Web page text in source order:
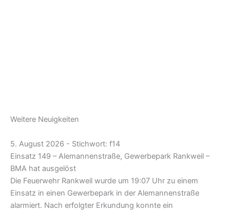
Weitere Neuigkeiten
5. August 2026 - Stichwort: f14
Einsatz 149 – Alemannenstraße, Gewerbepark Rankweil –
BMA hat ausgelöst
Die Feuerwehr Rankweil wurde um 19:07 Uhr zu einem
Einsatz in einen Gewerbepark in der Alemannenstraße
alarmiert. Nach erfolgter Erkundung konnte ein